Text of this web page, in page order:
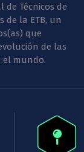
de Técnicos de
de la ETB, un
que
de las
el mundo.